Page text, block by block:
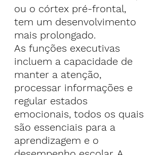
ou o córtex pré-frontal,
tem um desenvolvimento
mais prolongado.
As funções executivas
incluem a capacidade de
manter a atenção,
processar informações e
regular estados
emocionais, todos os quais
são essenciais para a
aprendizagem e o